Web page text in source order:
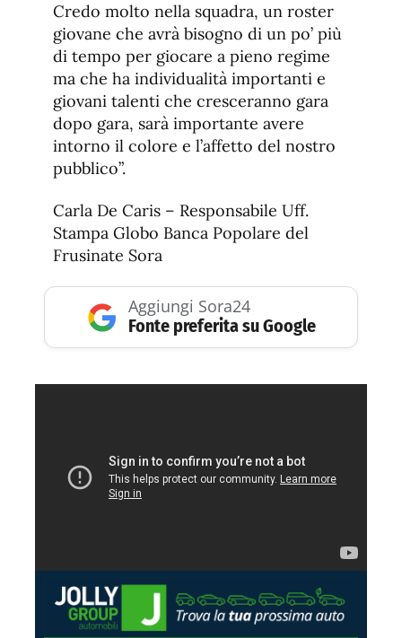
Credo molto nella squadra, un roster
giovane che avrà bisogno di un po’ più
di tempo per giocare a pieno regime
ma che ha individualità importanti e
giovani talenti che cresceranno gara
dopo gara, sarà importante avere
intorno il colore e l’affetto del nostro
pubblico”.
Carla De Caris – Responsabile Uff.
Stampa Globo Banca Popolare del
Frusinate Sora
Aggiungi Sora24
Fonte preferita su Google